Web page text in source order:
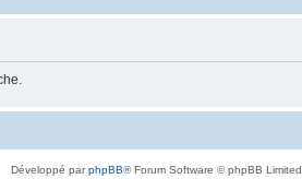
Développé parphpBB® Forum Software © phpBB Limited